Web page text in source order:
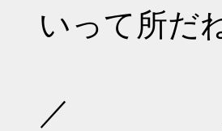
いって所だ
／